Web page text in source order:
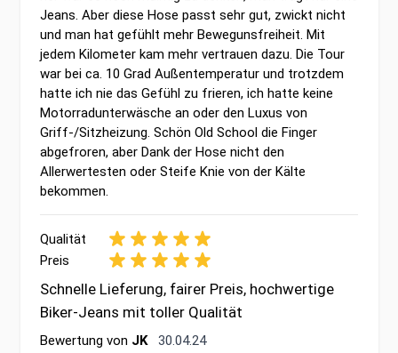
Jeans. Aber diese Hose passt sehr gut, zwickt nicht
und man hat gefühlt mehr Bewegunsfreiheit. Mit
jedem Kilometer kam mehr vertrauen dazu. Die Tour
war bei ca. 10 Grad Außentemperatur und trotzdem
hatte ich nie das Gefühl zu frieren, ich hatte keine
Motorradunterwäsche an oder den Luxus von
Griff-/Sitzheizung. Schön Old School die Finger
abgefroren, aber Dank der Hose nicht den
Allerwertesten oder Steife Knie von der Kälte
bekommen.
Qualität
Preis
Schnelle Lieferung, fairer Preis, hochwertige
Biker-Jeans mit toller Qualität
Bewertung von JK 30. April 2024
30.04.24